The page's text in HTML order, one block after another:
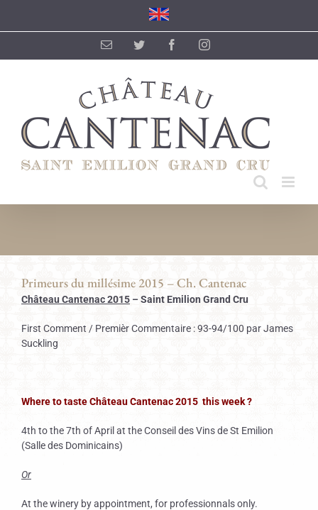
Email Twitter FacebookInstagram
Primeurs du millésime 2015 – Ch. Cantenac
Château Cantenac 2015 – Saint Emilion Grand Cru
First Comment / Premièr Commentaire :93-94/100 par James
Suckling
Where to taste Château Cantenac 2015 this week ?
4th to the 7th of April at the Conseil des Vins de St Emilion
(Salle des Dominicains)
Or
At the winery by appointment, for professionnals only.